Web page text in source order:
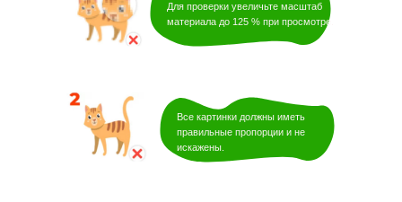
Для проверки увеличьте масштаб
материала до 125 % при просмотре.
Все картинки должны иметь
правильные пропорции и не
искажены.